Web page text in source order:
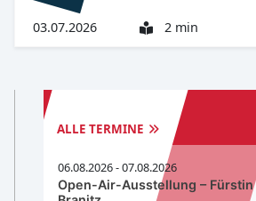
03.07.2026 2 min
TERMINE
ALLE TERMINE
06.08.2026 - 07.08.2026
Open-Air-Ausstellung –